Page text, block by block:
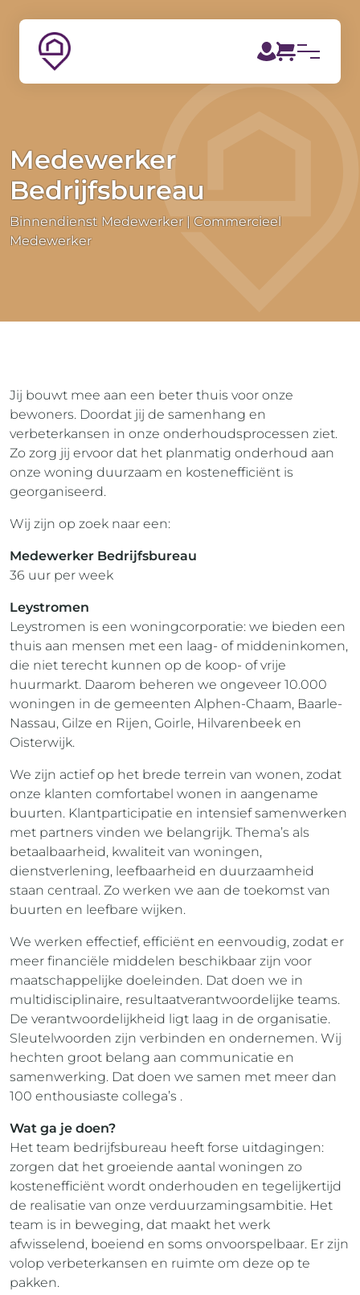
Medewerker
Bedrijfsbureau
Binnendienst Medewerker
Commercieel
Medewerker
Jij bouwt mee aan een beter thuis voor onze
bewoners. Doordat jij de samenhang en
verbeterkansen in onze onderhoudsprocessen ziet.
Zo zorg jij ervoor dat het planmatig onderhoud aan
onze woning duurzaam en kostenefficiënt is
georganiseerd.
Wij zijn op zoek naar een:
Medewerker Bedrijfsbureau
36 uur per week
Leystromen
Leystromen is een woningcorporatie: we bieden een
thuis aan mensen met een laag- of middeninkomen,
die niet terecht kunnen op de koop- of vrije
huurmarkt. Daarom beheren we ongeveer 10.000
woningen in de gemeenten Alphen-Chaam, Baarle-
Nassau, Gilze en Rijen, Goirle, Hilvarenbeek en
Oisterwijk.
We zijn actief op het brede terrein van wonen, zodat
onze klanten comfortabel wonen in aangename
buurten. Klantparticipatie en intensief samenwerken
met partners vinden we belangrijk. Thema’s als
betaalbaarheid, kwaliteit van woningen,
dienstverlening, leefbaarheid en duurzaamheid
staan centraal. Zo werken we aan de toekomst van
buurten en leefbare wijken.
We werken effectief, efficiënt en eenvoudig, zodat er
meer financiële middelen beschikbaar zijn voor
maatschappelijke doeleinden. Dat doen we in
multidisciplinaire, resultaatverantwoordelijke teams.
De verantwoordelijkheid ligt laag in de organisatie.
Sleutelwoorden zijn verbinden en ondernemen. Wij
hechten groot belang aan communicatie en
samenwerking. Dat doen we samen met meer dan
100 enthousiaste collega’s .
Wat ga je doen?
Het team bedrijfsbureau heeft forse uitdagingen:
zorgen dat het groeiende aantal woningen zo
kostenefficiënt wordt onderhouden en tegelijkertijd
de realisatie van onze verduurzamingsambitie. Het
team is in beweging, dat maakt het werk
afwisselend, boeiend en soms onvoorspelbaar. Er zijn
volop verbeterkansen en ruimte om deze op te
pakken.